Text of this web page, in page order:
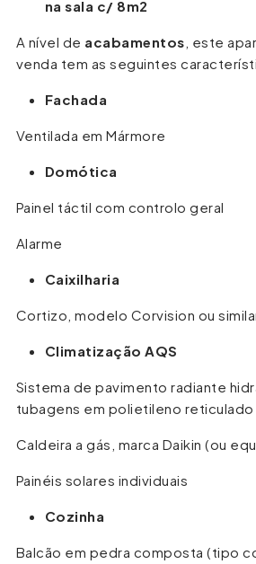
na sala c/ 8m2
A nível de acabamentos , este
venda tem as seguintes
Fachada
Ventilada em Mármore
Domótica
Painel táctil com controlo geral
Alarme
Caixilharia
Cortizo, modelo Corvision ou
Climatização AQS
Sistema de pavimento radiante
tubagens em polietileno reticulado
Caldeira a gás, marca Daikin (ou
Painéis solares individuais
Cozinha
Balcão em pedra composta (tipo